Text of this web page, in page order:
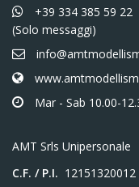
+39 334 385 59 22
(Solo messaggi)
Mar - Sab 10.00-
AMT Srls Unipersonale
C.F. / P.I. 12151320012